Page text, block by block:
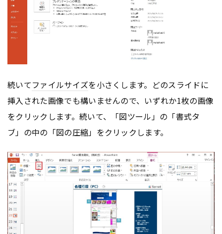
続いてファイルサイズを小さくします。どのスライドに
挿入された画像でも構いませんので、いずれか1枚の画像
をクリックします。続いて、「図ツール」の「書式タ
ブ」の中の「図の圧縮」をクリックします。